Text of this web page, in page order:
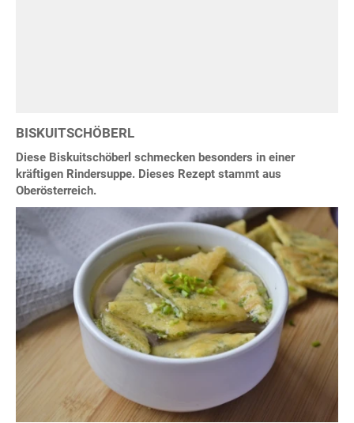
BISKUITSCHÖBERL
Diese Biskuitschöberl schmecken besonders in einer
kräftigen Rindersuppe. Dieses Rezept stammt aus
Oberösterreich.